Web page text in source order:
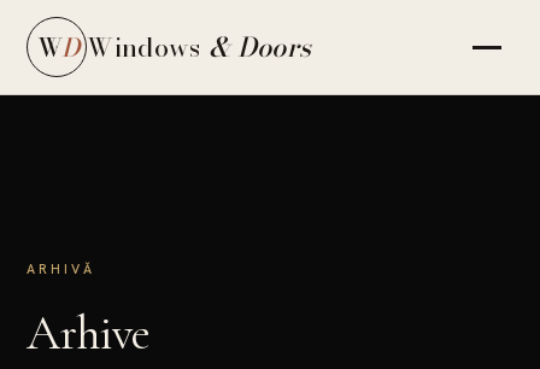
WD Windows & Doors
ARHIVĂ
Arhive